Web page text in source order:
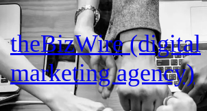
Skip
content
theBizWire (digital
marketing agency)